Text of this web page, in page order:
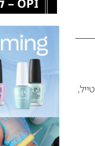
OPI – קולקציית אביב 25